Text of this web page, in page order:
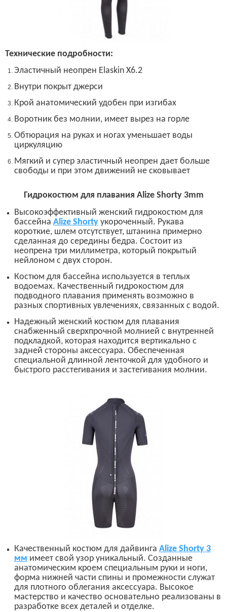
Технические подробности:
Эластичный неопрен Elaskin X6.2
Внутри покрыт джерси
Крой анатомический удобен при изгибах
Воротник без молнии, имеет вырез на горле
Обтюрация на руках и ногах уменьшает воды
циркуляцию
Мягкий и супер эластичный неопрен дает больше
свободы и при этом движений не сковывает
Гидрокостюм для плавания Alize Shorty 3mm
Высокоэффективный женский гидрокостюм для
бассейна Alize Shorty укороченный. Рукава
короткие, шлем отсутствует, штанина примерно
сделанная до середины бедра. Состоит из
неопрена три миллиметра, который покрытый
нейлоном с двух сторон.
Костюм для бассейна используется в теплых
водоемах. Качественный гидрокостюм для
подводного плавания применять возможно в
разных спортивных увлечениях, связанных с водой.
Надежный женский костюм для плавания
снабженный сверхпрочной молнией с внутренней
подкладкой, которая находится вертикально с
задней стороны аксессуара. Обеспеченная
специальной длинной ленточкой для удобного и
быстрого расстегивания и застегивания молнии.
Качественный костюм для дайвинга Alize Shorty 3
мм имеет свой узор уникальный. Созданные
анатомическим кроем специальным руки и ноги,
форма нижней части спины и промежности служат
для плотного облегания аксессуара. Высокое
мастерство и качество основательно реализованы в
разработке всех деталей и отделке.